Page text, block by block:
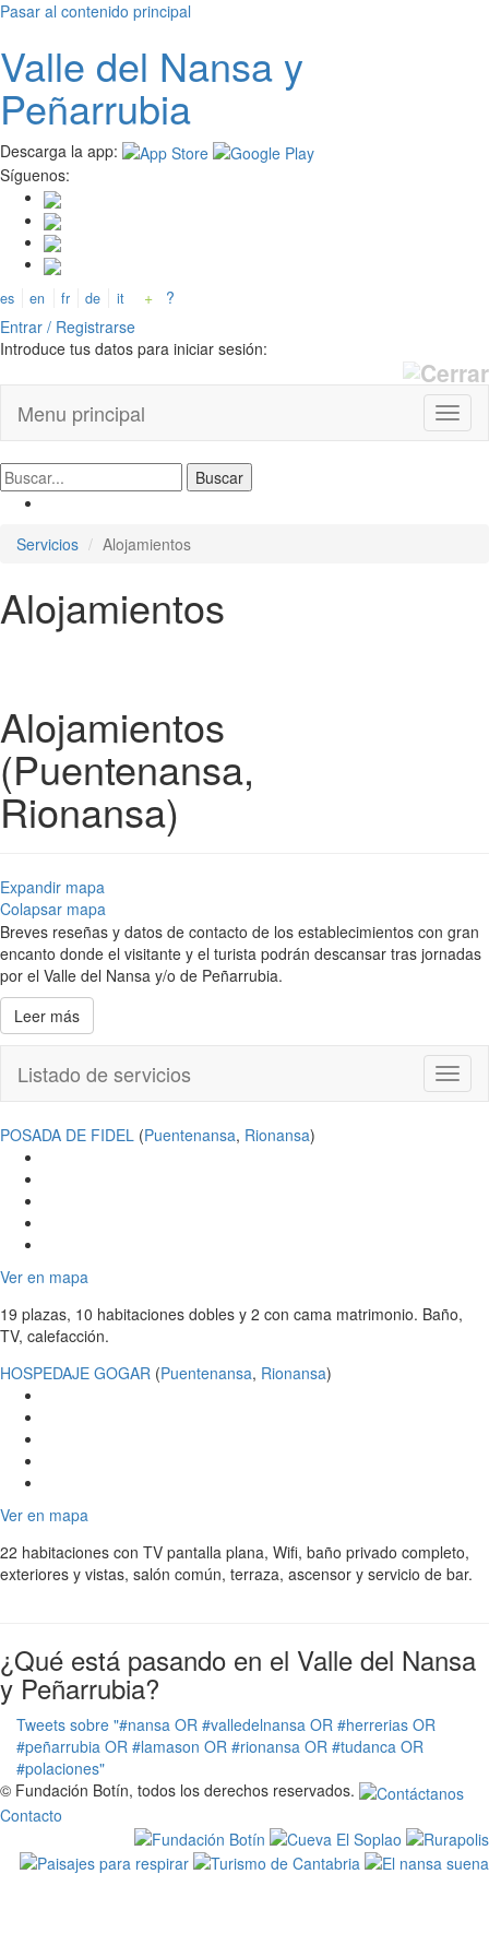
Pasar al contenido principal
Valle del Nansay
Peñarrubia
Descarga la app:
Síguenos:
es en fr de it +
?
Entrar / Registrarse
Introduce tus datos para iniciar sesión:
Menu principal
Servicios Alojamientos
Alojamientos
Alojamientos
(Puentenansa,
Rionansa)
Expandir mapa
Colapsar mapa
Breves reseñas y datos de contacto de los establecimientos con gran
encanto donde el visitante y el turista podrán descansar tras jornadas
por el Valle del Nansa y/o de Peñarrubia.
Leer más
Listado de servicios
POSADA DE FIDEL (Puentenansa, Rionansa)
Ver en mapa
19 plazas, 10 habitaciones dobles y 2 con cama matrimonio. Baño,
TV, calefacción.
HOSPEDAJE GOGAR (Puentenansa, Rionansa)
Ver en mapa
22 habitaciones con TV pantalla plana, Wifi, baño privado completo,
exteriores y vistas, salón común, terraza, ascensor y servicio de bar.
¿Qué está pasando en el Valle del Nansa
y Peñarrubia?
Tweets sobre "#nansa OR #valledelnansa OR #herrerias OR
#peñarrubia OR #lamason OR #rionansa OR #tudanca OR
#polaciones"
© Fundación Botín, todos los derechos reservados.
Contacto